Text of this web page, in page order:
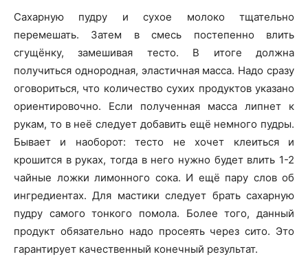
Сахарную пудру и сухое молоко тщательно
перемешать. Затем в смесь постепенно влить
сгущёнку, замешивая тесто. В итоге должна
получиться однородная, эластичная масса. Надо сразу
оговориться, что количество сухих продуктов указано
ориентировочно. Если полученная масса липнет к
рукам, то в неё следует добавить ещё немного пудры.
Бывает и наоборот: тесто не хочет клеиться и
крошится в руках, тогда в него нужно будет влить 1-2
чайные ложки лимонного сока. И ещё пару слов об
ингредиентах. Для мастики следует брать сахарную
пудру самого тонкого помола. Более того, данный
продукт обязательно надо просеять через сито. Это
гарантирует качественный конечный результат.